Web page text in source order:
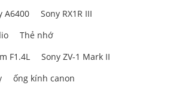
A6400
Sony RX1R III
Thẻ nhớ
F1.4L
Sony ZV-1 Mark II
ống kính canon